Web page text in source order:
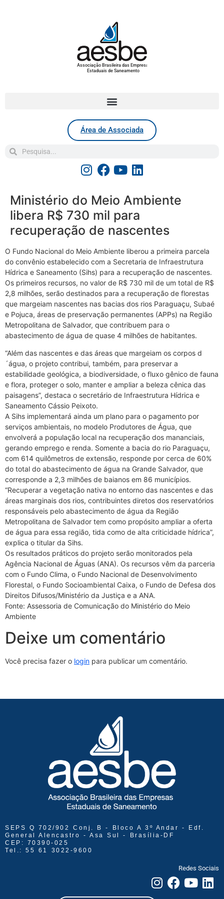
Associação Brasileira das Empresas
Estaduais de Saneamento
Área de Associada
Ministério do Meio Ambiente
libera R$ 730 mil para
recuperação de nascentes
O Fundo Nacional do Meio Ambiente liberou a primeira parcela
do convênio estabelecido com a Secretaria de Infraestrutura
Hídrica e Saneamento (Sihs) para a recuperação de nascentes.
Os primeiros recursos, no valor de R$ 730 mil de um total de R$
2,8 milhões, serão destinados para a recuperação de florestas
que margeiam nascentes nas bacias dos rios Paraguaçu, Subaé
e Pojuca, áreas de preservação permanentes (APPs) na Região
Metropolitana de Salvador, que contribuem para o
abastecimento de água de quase 4 milhões de habitantes.
“Além das nascentes e das áreas que margeiam os corpos d
´água, o projeto contribui, também, para preservar a
estabilidade geológica, a biodiversidade, o fluxo gênico de fauna
e flora, proteger o solo, manter e ampliar a beleza cênica das
paisagens”, destaca o secretário de Infraestrutura Hídrica e
Saneamento Cássio Peixoto.
A Sihs implementará ainda um plano para o pagamento por
serviços ambientais, no modelo Produtores de Água, que
envolverá a população local na recuperação dos mananciais,
gerando emprego e renda. Somente a bacia do rio Paraguaçu,
com 614 quilômetros de extensão, responde por cerca de 60%
do total do abastecimento de água na Grande Salvador, que
corresponde a 2,3 milhões de baianos em 86 municípios.
“Recuperar a vegetação nativa no entorno das nascentes e das
áreas marginais dos rios, contribuintes diretos dos reservatórios
responsáveis pelo abastecimento de água da Região
Metropolitana de Salvador tem como propósito ampliar a oferta
de água para essa região, tida como de alta criticidade hídrica”,
explica o titular da Sihs.
Os resultados práticos do projeto serão monitorados pela
Agência Nacional de Águas (ANA). Os recursos vêm da parceria
com o Fundo Clima, o Fundo Nacional de Desenvolvimento
Florestal, o Fundo Socioambiental Caixa, o Fundo de Defesa dos
Direitos Difusos/Ministério da Justiça e a ANA.
Fonte: Assessoria de Comunicação do Ministério do Meio
Ambiente
Deixe um comentário
Você precisa fazer o login para publicar um comentário.
SEPS Q 702/902 Conj. B - Bloco A 3º Andar - Edf.
General Alencastro - Asa Sul - Brasília-DF
CEP: 70390-025
Tel.: 55 61 3022-9600
Redes Sociais